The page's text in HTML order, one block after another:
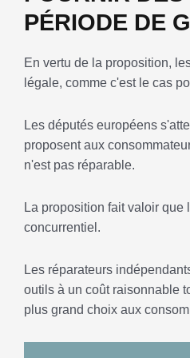
PÉRIODE DE
En vertu de la proposition,
légale, comme c'est le cas
Les députés européens
proposent aux
n'est pas réparable.
La proposition fait valoir
concurrentiel.
Les réparateurs
outils à un coût raisonnable
plus grand choix aux